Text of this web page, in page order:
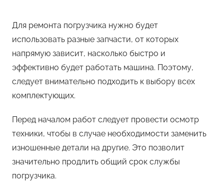
Для ремонта погрузчика нужно будет
использовать разные запчасти, от которых
напрямую зависит, насколько быстро и
эффективно будет работать машина. Поэтому,
следует внимательно подходить к выбору всех
комплектующих.
Перед началом работ следует провести осмотр
техники, чтобы в случае необходимости заменить
изношенные детали на другие. Это позволит
значительно продлить общий срок службы
погрузчика.